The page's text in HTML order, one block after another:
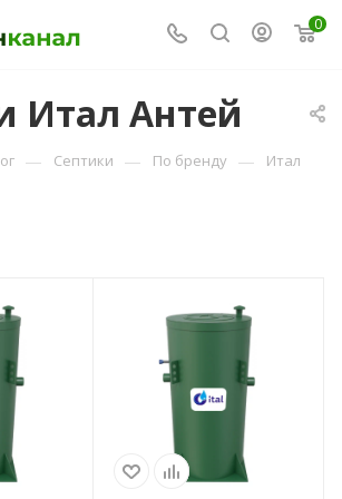
0
Итал Антей
— Септики — По бренду — Итал
пользователей
Объем переработки,
Пиковый сброс, л
моментально